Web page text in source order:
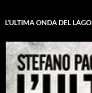
L’ULTIMA ONDA DEL LAGO